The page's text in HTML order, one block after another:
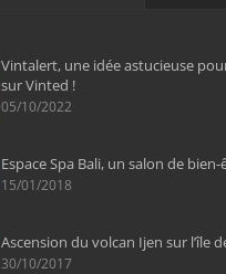
Vintalert, une idée astucieuse
sur Vinted !
05/10/2022
Espace Spa Bali, un salon de
15/01/2018
Ascension du volcan Ijen sur l’île
30/10/2017